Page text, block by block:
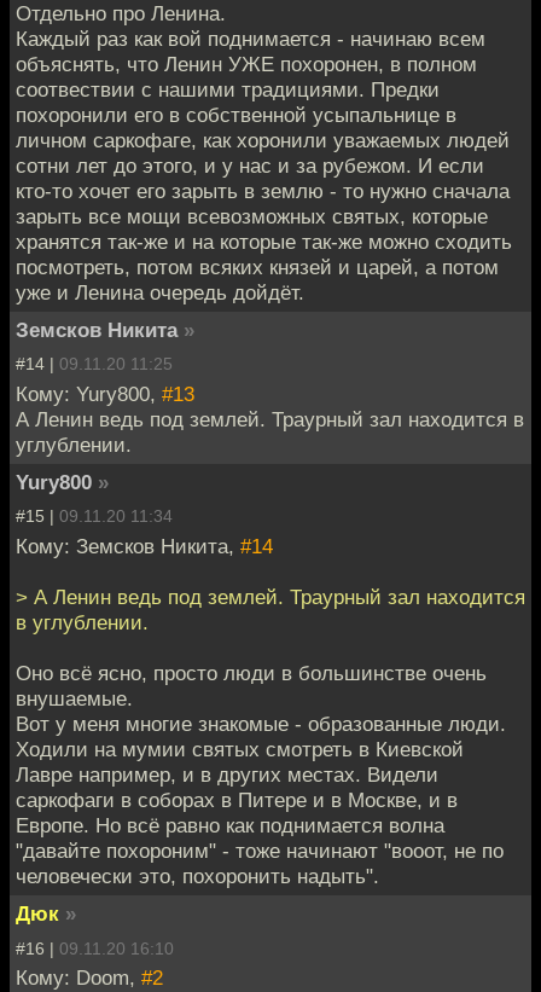
Отдельно про Ленина.
Каждый раз как вой поднимается - начинаю всем
объяснять, что Ленин УЖЕ похоронен, в полном
соотвествии с нашими традициями. Предки
похоронили его в собственной усыпальнице в
личном саркофаге, как хоронили уважаемых людей
сотни лет до этого, и у нас и за рубежом. И если
кто-то хочет его зарыть в землю - то нужно сначала
зарыть все мощи всевозможных святых, которые
хранятся так-же и на которые так-же можно сходить
посмотреть, потом всяких князей и царей, а потом
уже и Ленина очередь дойдёт.
Земсков Никита »
#14 | 09.11.20 11:25
Кому: Yury800, #13
А Ленин ведь под землей. Траурный зал находится в
углублении.
Yury800 »
#15 | 09.11.20 11:34
Кому: Земсков Никита, #14
> А Ленин ведь под землей. Траурный зал находится
в углублении.
Оно всё ясно, просто люди в большинстве очень
внушаемые.
Вот у меня многие знакомые - образованные люди.
Ходили на мумии святых смотреть в Киевской
Лавре например, и в других местах. Видели
саркофаги в соборах в Питере и в Москве, и в
Европе. Но всё равно как поднимается волна
"давайте похороним" - тоже начинают "вооот, не по
человечески это, похоронить надыть".
Дюк »
#16 | 09.11.20 16:10
Кому: Doom, #2